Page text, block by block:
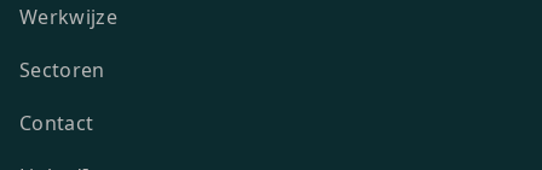
Werkwijze
Sectoren
Contact